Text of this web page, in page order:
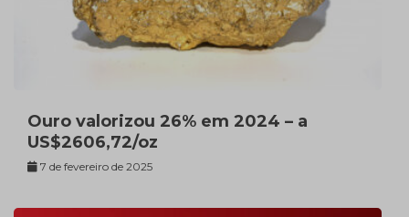
Ouro valorizou 26% em 2024 – a
US$2606,72/oz
7 de fevereiro de 2025